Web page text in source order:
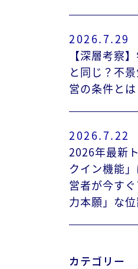
2026.7.29
【深層考察
と同じ？不
営の条件とは
2026.7.22
2026年最新
クイン機能
営者が今す
力本願」な
カテゴリー